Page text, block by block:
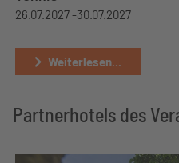
26.07.2027 -30.07.2027
Weiterlesen...
Partnerhotels des